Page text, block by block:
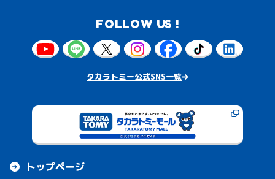
FOLLOW US !
タカラトミー公式SNS一覧
トップページ